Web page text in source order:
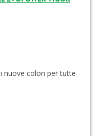
nuove colori per tutte